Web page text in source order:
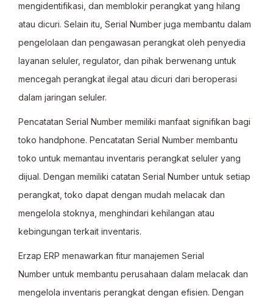
mengidentifikasi, dan memblokir perangkat yang hilang
atau dicuri. Selain itu, Serial Number juga membantu dalam
pengelolaan dan pengawasan perangkat oleh penyedia
layanan seluler, regulator, dan pihak berwenang untuk
mencegah perangkat ilegal atau dicuri dari beroperasi
dalam jaringan seluler.
Pencatatan Serial Number memiliki manfaat signifikan bagi
toko handphone. Pencatatan Serial Number membantu
toko untuk memantau inventaris perangkat seluler yang
dijual. Dengan memiliki catatan Serial Number untuk setiap
perangkat, toko dapat dengan mudah melacak dan
mengelola stoknya, menghindari kehilangan atau
kebingungan terkait inventaris.
Erzap ERP menawarkan fitur manajemen Serial
Number untuk membantu perusahaan dalam melacak dan
mengelola inventaris perangkat dengan efisien. Dengan